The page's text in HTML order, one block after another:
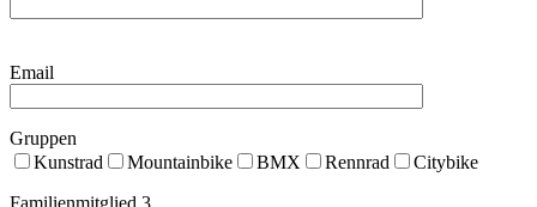
Email
Gruppen
Kunstrad
Mountainbike BMX Rennrad
Citybike
Familienmitglied 3